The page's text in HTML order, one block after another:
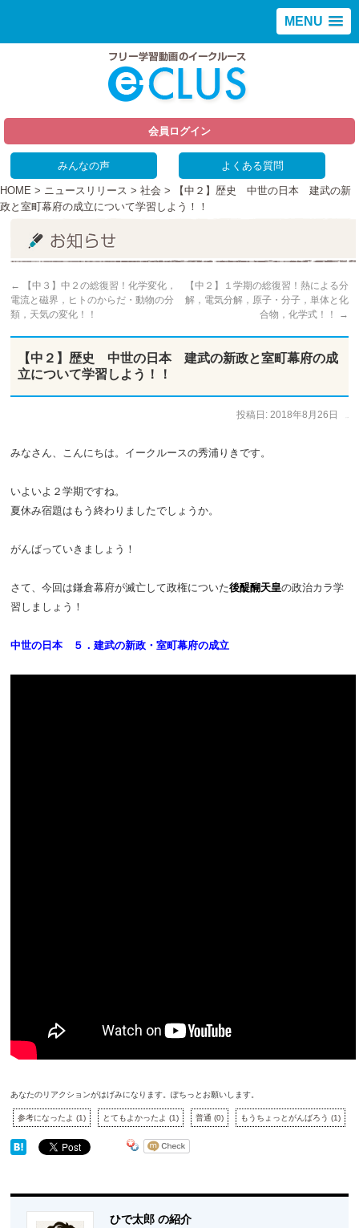
MENU
会員ログイン
みんなの声 よくある質問
HOME > ニュースリリース > 社会 > 【中２】歴史 中世の日本 建武の新
政と室町幕府の成立について学習しよう！！
←
【中３】中２の総復習！化学変化，
電流と磁界，ヒトのからだ・動物の分
類，天気の変化！！
【中２】１学期の総復習！熱による分
解，電気分解，原子・分子，単体と化
合物，化学式！！
→
【中２】歴史 中世の日本 建武の新政と室町幕府の成
立について学習しよう！！
投稿日: 2018年8月26日
みなさん、こんにちは。イークルースの秀浦りきです。
いよいよ２学期ですね。
夏休み宿題はもう終わりましたでしょうか。
がんばっていきましょう！
さて、今回は鎌倉幕府が滅亡して政権についた後醍醐天皇の政治カラ学
習しましょう！
中世の日本 ５．建武の新政・室町幕府の成立
あなたのリアクションがはげみになります。ぽちっとお願いします。
参考になったよ(1) とてもよかったよ(1) 普通(0) もうちょっとがんばろう(1)
ひで太郎 の紹介